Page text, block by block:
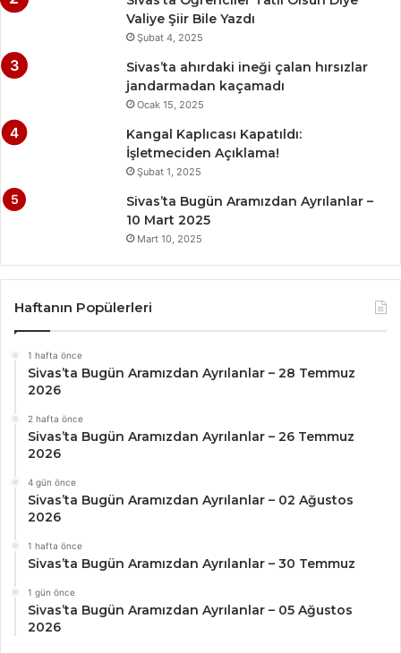
Valiye Şiir Bile Yazdı
Şubat 4, 2025
Sivas’ta ahırdaki ineği çalan hırsızlar
jandarmadan kaçamadı
Ocak 15, 2025
Kangal Kaplıcası Kapatıldı:
İşletmeciden Açıklama!
Şubat 1, 2025
Sivas’ta Bugün Aramızdan Ayrılanlar –
10 Mart 2025
Mart 10, 2025
Haftanın Popülerleri
1 hafta önce
Sivas’ta Bugün Aramızdan Ayrılanlar – 28 Temmuz
2026
2 hafta önce
Sivas’ta Bugün Aramızdan Ayrılanlar – 26 Temmuz
2026
4 gün önce
Sivas’ta Bugün Aramızdan Ayrılanlar – 02 Ağustos
2026
1 hafta önce
Sivas’ta Bugün Aramızdan Ayrılanlar – 30 Temmuz
1 gün önce
Sivas’ta Bugün Aramızdan Ayrılanlar – 05 Ağustos
2026